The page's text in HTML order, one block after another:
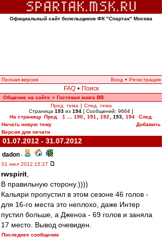
Официальный сайт болельщиков ФК "Спартак" Москва
Полная версия Вход • Регистрация
FAQ • Поиск
Общение на сайте » Гостевая книга ВВ
Пред. тема | След. тема
Страница 193 из 194 [ Сообщений: 9664 ]
На страницу Пред. 1 190 191 192 193, 194
След.
Начать новую тему
Добавить
Версия для печати
01.07.2012 - 31.07.2012
dadon -
01 июл 2012 15:27
rwspirit
В правильную сторону.))))
Кальяри пропустил в этом сезоне 46 голов -
для 16-го места это неплохо, даже Интер
пустил больше, а Дженоа - 69 голов и заняла
17 место. Вывод очевиден.
Последнее сообщение